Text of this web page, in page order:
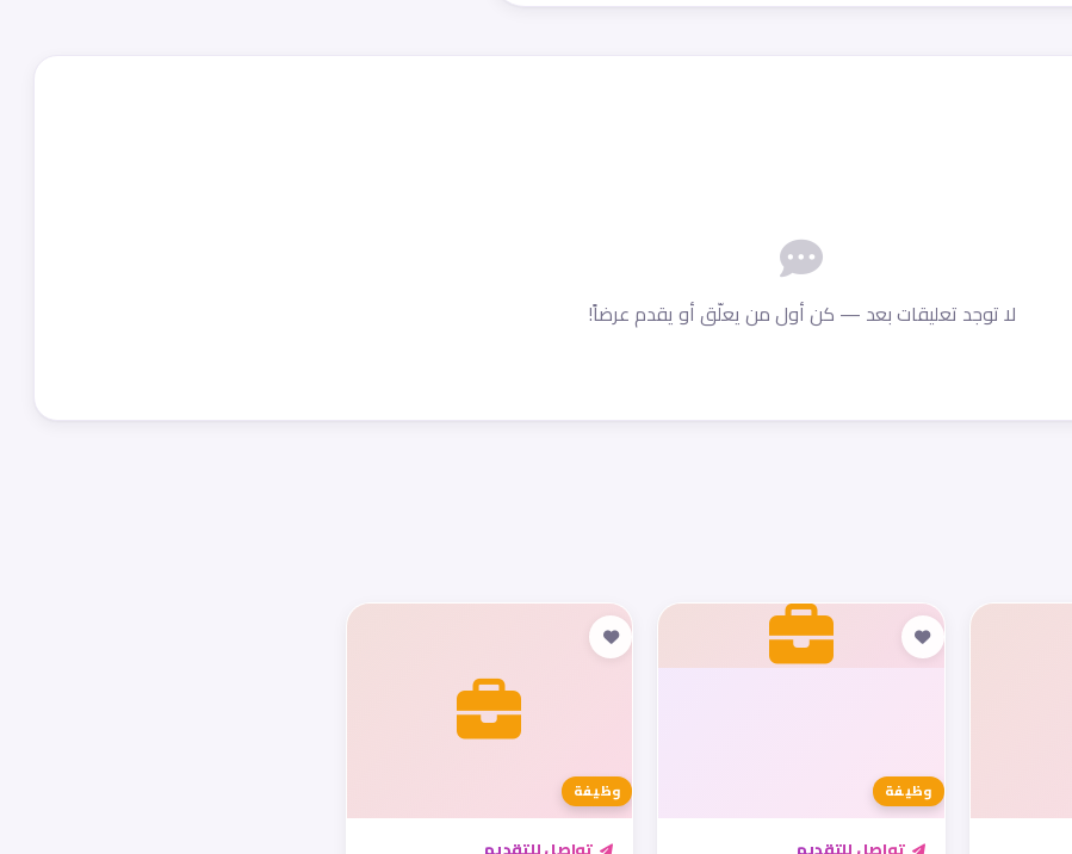
لا توجد تعليقات بعد — كن أول من يعلّق أو يقدم عرضاً!
وظيفة وظيفة